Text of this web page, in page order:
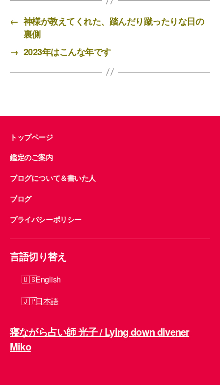
e
b
o
o
k
er
← 神様が教えてくれた、踏んだり蹴ったりな日の
裏側
→ 2023年はこんな年です
トップページ
鑑定のご案内
ブログについて＆書いた人
ブログ
プライバシーポリシー
言語切り替え
English
日本語
寝ながら占い師 光子 / Lying down divener
Miko